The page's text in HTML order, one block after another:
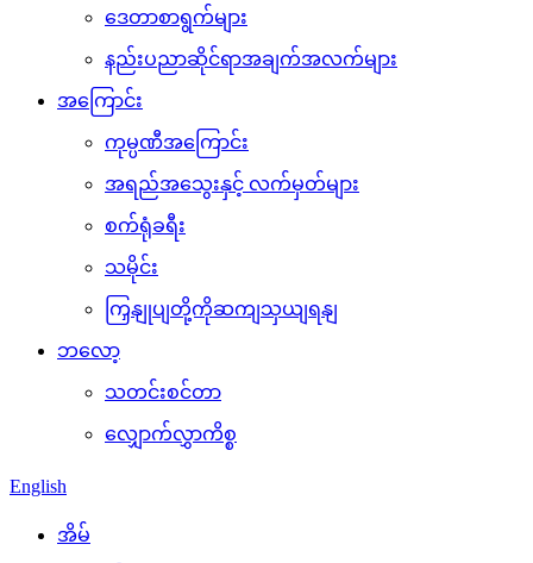
ဒေတာစာရွက်များ
နည်းပညာဆိုင်ရာအချက်အလက်များ
အကြောင်း
ကုမ္ပဏီအကြောင်း
အရည်အသွေးနှင့် လက်မှတ်များ
စက်ရုံခရီး
သမိုင်း
ကြှနျုပျတို့ကိုဆကျသှယျရနျ
ဘလော့
သတင်းစင်တာ
လျှောက်လွှာကိစ္စ
English
အိမ်